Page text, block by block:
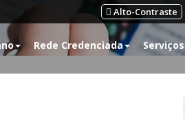
Alto-Contraste
Rede Credenciada Serviços